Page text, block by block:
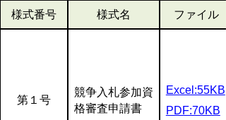
様式番号 様式名 ファイル
第１号
競争入札参加資
格審査申請書
Excel:55KB
PDF:70KB